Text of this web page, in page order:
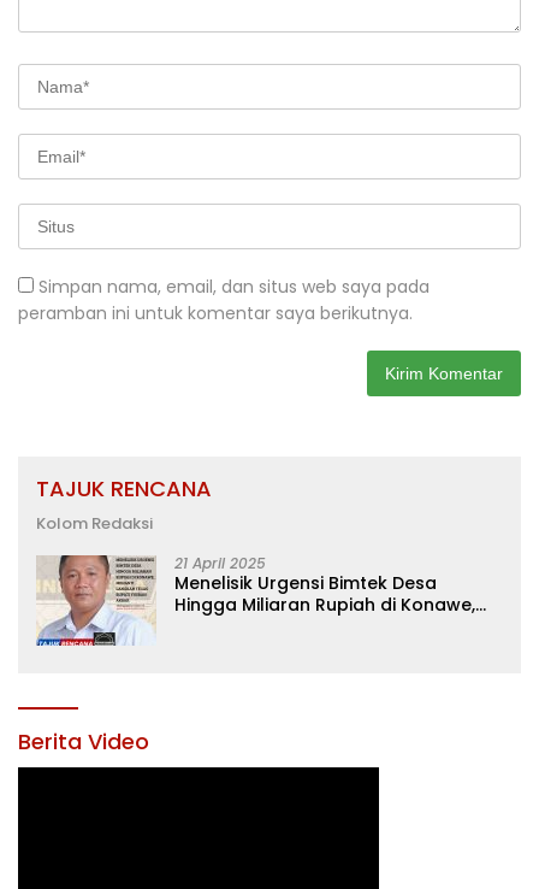
Simpan nama, email, dan situs web saya pada
peramban ini untuk komentar saya berikutnya.
TAJUK RENCANA
Kolom Redaksi
21 April 2025
Menelisik Urgensi Bimtek Desa
Hingga Miliaran Rupiah di Konawe,
Berita Video